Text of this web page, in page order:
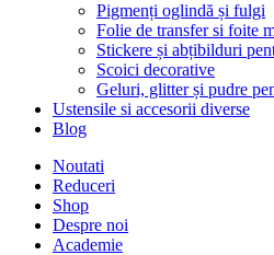
Pigmenți oglindă și fulgi
Folie de transfer si foite
Stickere și abțibilduri
Scoici decorative
Geluri, glitter și pudre
Ustensile si accesorii diverse
Blog
Noutati
Reduceri
Shop
Despre noi
Academie